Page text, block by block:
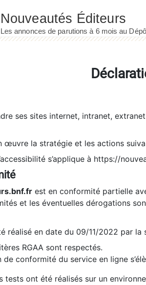
ses sites internet, intranet,
œuvre la stratégie et les actions
s’applique à https://
est en conformité partielle
et les éventuelles dérogations
réalisé en date du 09/11/2022 par
RGAA sont respectés.
de conformité du service en ligne
tests ont été réalisés sur un